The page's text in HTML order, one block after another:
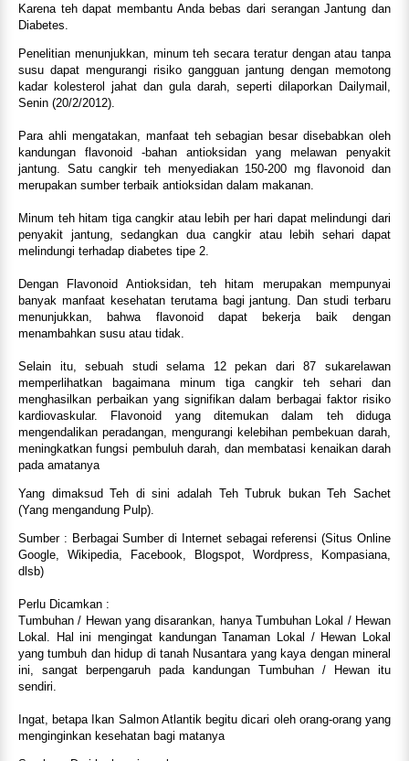
Karena teh dapat membantu Anda bebas dari serangan Jantung dan
Diabetes.
Penelitian menunjukkan, minum teh secara teratur dengan atau tanpa
susu dapat mengurangi risiko gangguan jantung dengan memotong
kadar kolesterol jahat dan gula darah, seperti dilaporkan Dailymail,
Senin (20/2/2012).
Para ahli mengatakan, manfaat teh sebagian besar disebabkan oleh
kandungan flavonoid -bahan antioksidan yang melawan penyakit
jantung. Satu cangkir teh menyediakan 150-200 mg flavonoid dan
merupakan sumber terbaik antioksidan dalam makanan.
Minum teh hitam tiga cangkir atau lebih per hari dapat melindungi dari
penyakit jantung, sedangkan dua cangkir atau lebih sehari dapat
melindungi terhadap diabetes tipe 2.
Dengan Flavonoid Antioksidan, teh hitam merupakan mempunyai
banyak manfaat kesehatan terutama bagi jantung. Dan studi terbaru
menunjukkan, bahwa flavonoid dapat bekerja baik dengan
menambahkan susu atau tidak.
Selain itu, sebuah studi selama 12 pekan dari 87 sukarelawan
memperlihatkan bagaimana minum tiga cangkir teh sehari dan
menghasilkan perbaikan yang signifikan dalam berbagai faktor risiko
kardiovaskular. Flavonoid yang ditemukan dalam teh diduga
mengendalikan peradangan, mengurangi kelebihan pembekuan darah,
meningkatkan fungsi pembuluh darah, dan membatasi kenaikan darah
pada amatanya
Yang dimaksud Teh di sini adalah Teh Tubruk bukan Teh Sachet
(Yang mengandung Pulp).
Sumber : Berbagai Sumber di Internet sebagai referensi (Situs Online
Google, Wikipedia, Facebook, Blogspot, Wordpress, Kompasiana,
dlsb)
Perlu Dicamkan :
Tumbuhan / Hewan yang disarankan, hanya Tumbuhan Lokal / Hewan
Lokal. Hal ini mengingat kandungan Tanaman Lokal / Hewan Lokal
yang tumbuh dan hidup di tanah Nusantara yang kaya dengan mineral
ini, sangat berpengaruh pada kandungan Tumbuhan / Hewan itu
sendiri.
Ingat, betapa Ikan Salmon Atlantik begitu dicari oleh orang-orang yang
menginginkan kesehatan bagi matanya